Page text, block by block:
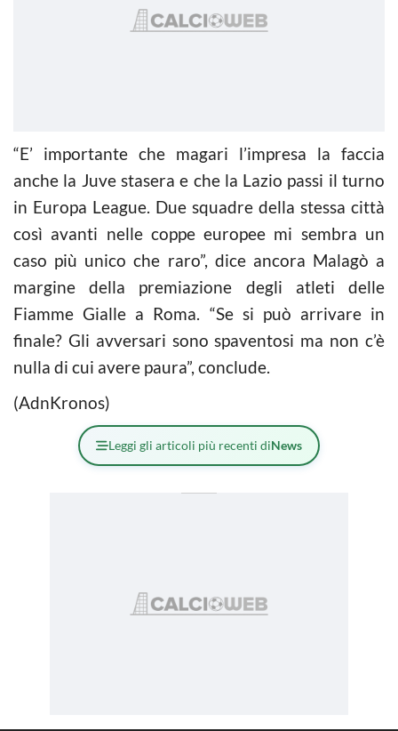
“E’ importante che magari l’impresa la faccia
anche la Juve stasera e che la Lazio passi il turno
in Europa League. Due squadre della stessa città
così avanti nelle coppe europee mi sembra un
caso più unico che raro”, dice ancora Malagò a
margine della premiazione degli atleti delle
Fiamme Gialle a Roma. “Se si può arrivare in
finale? Gli avversari sono spaventosi ma non c’è
nulla di cui avere paura”, conclude.
(AdnKronos)
Leggi gli articoli più recenti diNews